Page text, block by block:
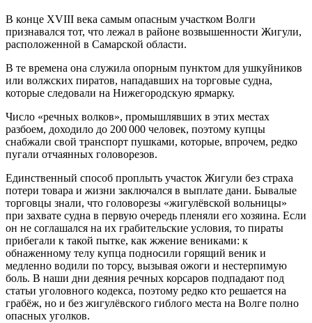
В конце XVIII века самым опасным участком Волги
признавался тот, что лежал в районе возвышенности Жигули,
расположенной в Самарской области.
В те времена она служила опорным пунктом для ушкуйников
или волжских пиратов, нападавших на торговые судна,
которые следовали на Нижегородскую ярмарку.
Число «речных волков», промышлявших в этих местах
разбоем, доходило до 200 000 человек, поэтому купцы
снабжали свой транспорт пушками, которые, впрочем, редко
пугали отчаянных головорезов.
Единственный способ проплыть участок Жигули без страха
потери товара и жизни заключался в выплате дани. Бывалые
торговцы знали, что головорезы «жигулёвской вольницы»
при захвате судна в первую очередь пленяли его хозяина. Если
он не соглашался на их грабительские условия, то пираты
прибегали к такой пытке, как жжение вениками: к
обнаженному телу купца подносили горящий веник и
медленно водили по торсу, вызывая ожоги и нестерпимую
боль. В наши дни деяния речных корсаров подпадают под
статьи уголовного кодекса, поэтому редко кто решается на
грабёж, но и без жигулёвского гиблого места на Волге полно
опасных уголков.